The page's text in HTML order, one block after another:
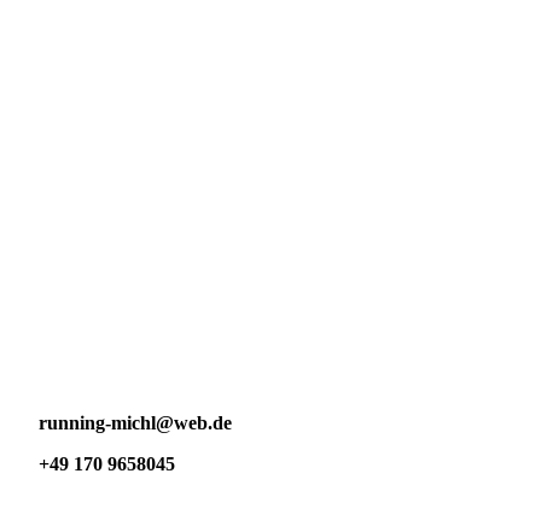
running-michl@web.de
+49 170 9658045